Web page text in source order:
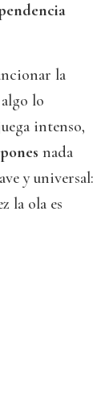
la
lo
intenso,
nada
y universal:
la ola es